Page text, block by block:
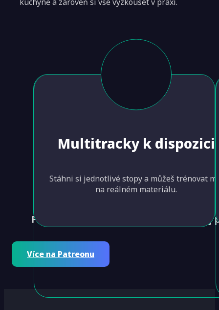
kuchyně a zároveň si vše vyzkoušet v praxi.
Multitracky k dispozici
Stáhni si jednotlivé stopy a můžeš trénovat
na reálném materiálu.
Přidej se ke mně na Patreonu a
Více na Patreonu